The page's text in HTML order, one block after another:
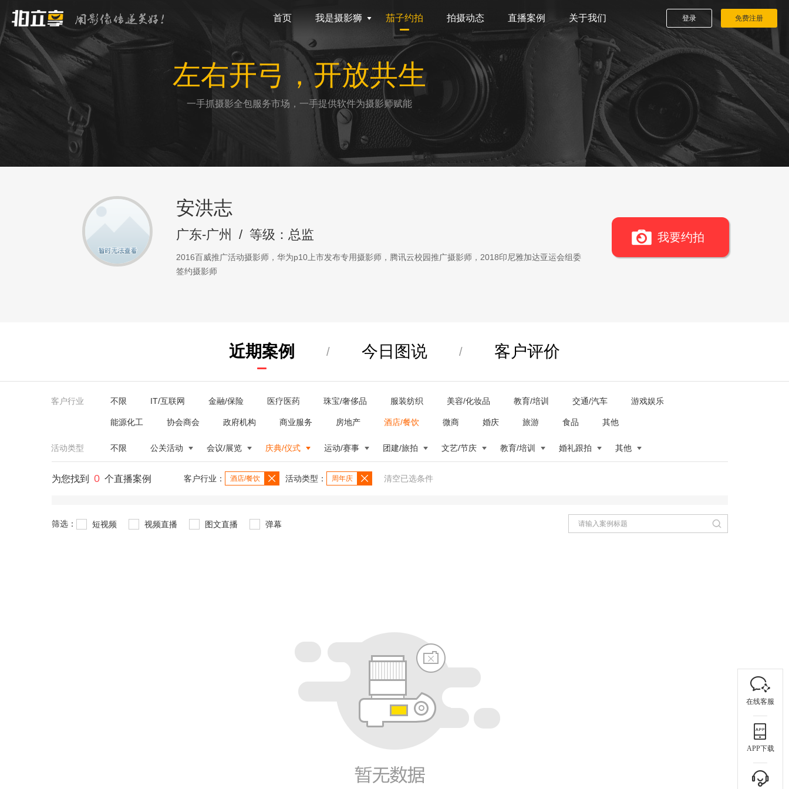
首页 我是摄影狮 茄子约拍 拍摄动态 直播案例 关于我们 登录 免费注册
左右开弓，开放共生
一手抓摄影全包服务市场，一手提供软件为摄影师赋能
安洪志
广东-广州 / 等级：总监
2016百威推广活动摄影师，华为p10上市发布专用摄影师，腾讯云校园推广摄影师，2018印尼雅加达亚运会组委
签约摄影师
我要约拍
近期案例 / 今日图说 / 客户评价
客户行业 不限 IT/互联网 金融/保险 医疗医药 珠宝/奢侈品 服装纺织 美容/化妆品 教育/培训 交通/汽车 游戏娱乐
能源化工 协会商会 政府机构 商业服务 房地产 酒店/餐饮 微商 婚庆 旅游 食品 其他
活动类型 不限 公关活动 会议/展览 庆典/仪式 运动/赛事 团建/旅拍 文艺/节庆 教育/培训 婚礼跟拍 其他
为您找到 0 个直播案例 客户行业： 酒店/餐饮 活动类型： 周年庆 清空已选条件
筛选： 短视频 视频直播 图文直播 弹幕
在线客服
APP下载